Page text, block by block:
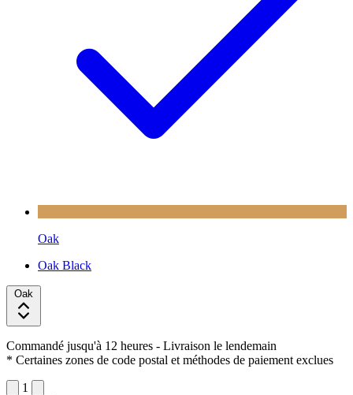
Oak
Oak Black
Oak
Commandé jusqu'à 12 heures - Livraison le lendemain
* Certaines zones de code postal et méthodes de paiement exclues
1